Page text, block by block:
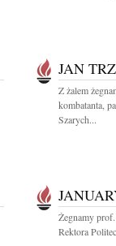
JAN
Z żalem
kombatanta,
Szarych...
Żegnamy
Rektora